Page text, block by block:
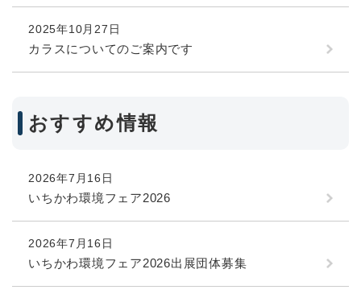
2025年10月27日
カラスについてのご案内です
おすすめ情報
2026年7月16日
いちかわ環境フェア2026
2026年7月16日
いちかわ環境フェア2026出展団体募集